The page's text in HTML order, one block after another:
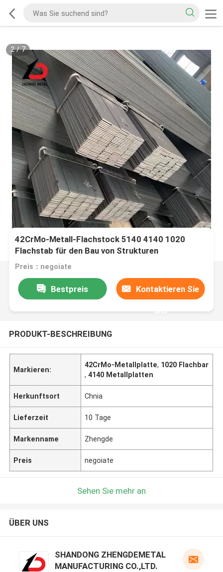
2/7
42CrMo-Metall-Flachstock 5140 4140 1020
Flachstab für den Bau von Strukturen
Preis：negoiate
Bestpreis Kontaktieren Sie
uns
PRODUKT-BESCHREIBUNG
Markieren:
42CrMo-Metallplatte, 1020 Flachbar
,4140 Metallplatten
Herkunftsort Chnia
Lieferzeit 10 Tage
Markenname Zhengde
Preis negoiate
Sehen Sie mehr an
ÜBER UNS
SHANDONG ZHENGDEMETAL
MANUFACTURING CO.,LTD.